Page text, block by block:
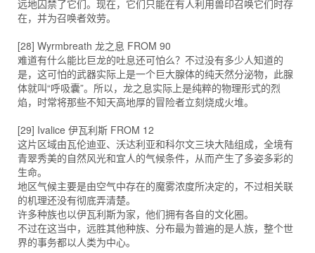
远地囚禁了它们。现在，它们只能在有人利用兽印召唤它们时存
在，并为召唤者效劳。
[28] Wyrmbreath 龙之息 FROM 90
难道有什么能比巨龙的吐息还可怕么？不过没有多少人知道的
是，这可怕的武器实际上是一个巨大腺体的纯天然分泌物，此腺
体就叫“呼吸囊”。所以，龙之息实际上是纯粹的物理形式的烈
焰，时常将那些不知天高地厚的冒险者立刻烧成火堆。
[29] Ivalice 伊瓦利斯 FROM 12
这片区域由瓦伦迪亚、沃达利亚和科尔文三块大陆组成，全境有
青翠秀美的自然风光和宜人的气候条件，从而产生了多姿多彩的
生命。
地区气候主要是由空气中存在的魔雾浓度所决定的，不过相关联
的机理还没有彻底弄清楚。
许多种族也以伊瓦利斯为家，他们拥有各自的文化圈。
不过在这当中，远胜其他种族、分布最为普遍的是人族，整个世
界的事务都以人类为中心。